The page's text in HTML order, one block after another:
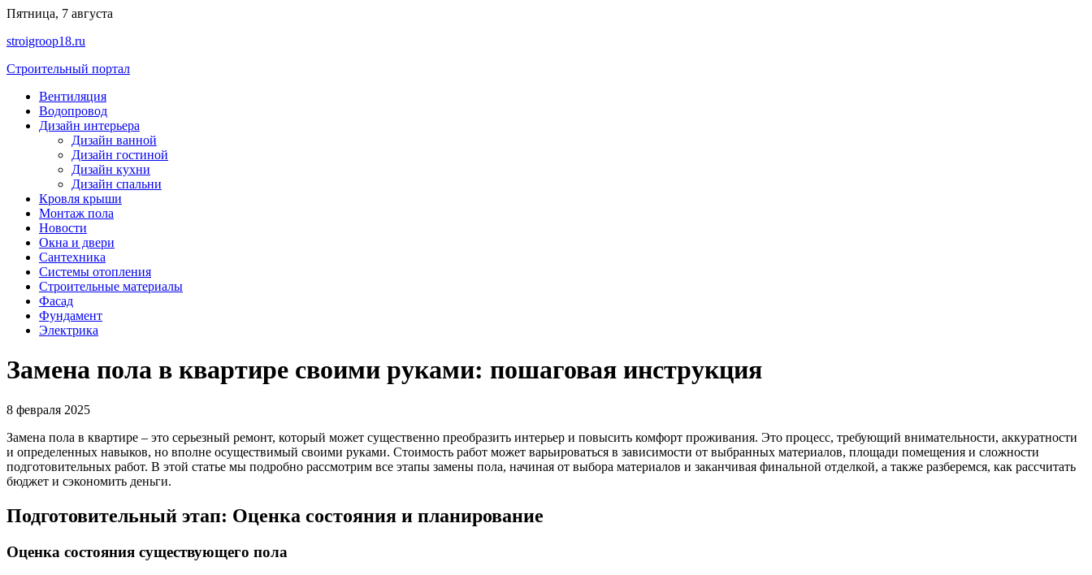
Перейти
содержимому
Пятница, 7 августа
stroigroop18.ru
Строительный портал
Вентиляция
Водопровод
Дизайн интерьера
Дизайн ванной
Дизайн гостиной
Дизайн кухни
Дизайн спальни
Кровля крыши
Монтаж пола
Новости
Окна и двери
Сантехника
Системы отопления
Строительные материалы
Фасад
Фундамент
Электрика
Замена пола в квартире своими руками: пошаговая инструкция
8 февраля 2025
Замена пола в квартире – это серьезный ремонт, который может существенно преобразить интерьер и повысить комфорт проживания. Это процесс, требующий внимательности, аккуратности
и определенных навыков, но вполне осуществимый своими руками. Стоимость работ может варьироваться в зависимости от выбранных материалов, площади помещения и сложности
подготовительных работ. В этой статье мы подробно рассмотрим все этапы замены пола, начиная от выбора материалов и заканчивая финальной отделкой, а также разберемся, как рассчитать
бюджет и сэкономить деньги.
Подготовительный этап: Оценка состояния и планирование
Оценка состояния существующего пола